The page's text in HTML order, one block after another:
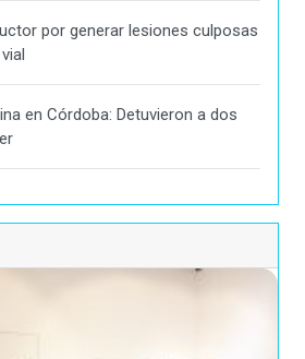
por generar lesiones culposas
en Córdoba: Detuvieron a dos